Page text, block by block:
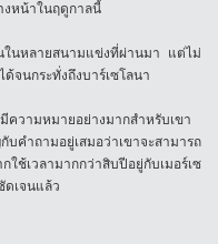
งหน้าในฤดูกาลนี้
ในหลายสนามแข่งที่ผ่านมา แต่ไม่
จนกระทั่งถึงบาร์เซโลนา
ความหมายอย่างมากสำหรับเขา
คำถามอยู่เสมอว่าเขาจะสามารถ
ช้เวลามากกว่าสิบปีอยู่กับเมอร์เซ
ดเจนแล้ว